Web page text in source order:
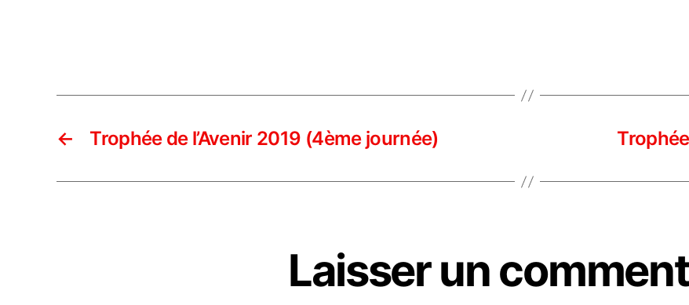
← Trophée de l’Avenir 2019 (4ème journée)
Laisser un